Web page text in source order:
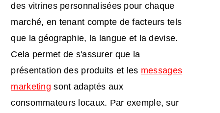
des vitrines personnalisées pour chaque
marché, en tenant compte de facteurs tels
que la géographie, la langue et la devise.
Cela permet de s'assurer que la
présentation des produits et les messages
marketing sont adaptés aux
consommateurs locaux. Par exemple, sur